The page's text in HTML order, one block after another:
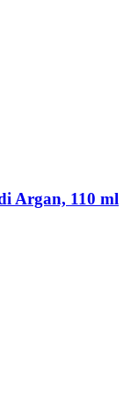
Argan, 110 ml